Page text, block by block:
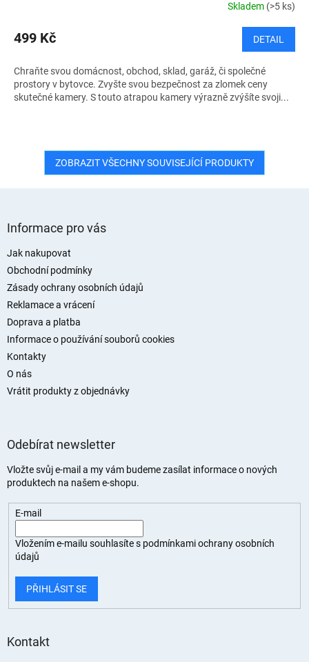
Skladem (>5 ks)
499 Kč DETAIL
Chraňte svou domácnost, obchod, sklad, garáž, či společné
prostory v bytovce. Zvyšte svou bezpečnost za zlomek ceny
skutečné kamery. S touto atrapou kamery výrazně zvýšíte svoji...
ZOBRAZIT VŠECHNY SOUVISEJÍCÍ PRODUKTY
Informace pro vás
Jak nakupovat
Obchodní podmínky
Zásady ochrany osobních údajů
Reklamace a vrácení
Doprava a platba
Informace o používání souborů cookies
Kontakty
O nás
Vrátit produkty z objednávky
Odebírat newsletter
Vložte svůj e-mail a my vám budeme zasílat informace o nových
produktech na našem e-shopu.
E-mail
Vložením e-mailu souhlasíte s podmínkami ochrany osobních
údajů
PŘIHLÁSIT SE
Kontakt